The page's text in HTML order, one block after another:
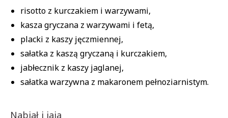
risotto z kurczakiem i warzywami,
kasza gryczana z warzywami i fetą,
placki z kaszy jęczmiennej,
sałatka z kaszą gryczaną i kurczakiem,
jabłecznik z kaszy jaglanej,
sałatka warzywna z makaronem pełnoziarnistym.
Nabiał i jaja